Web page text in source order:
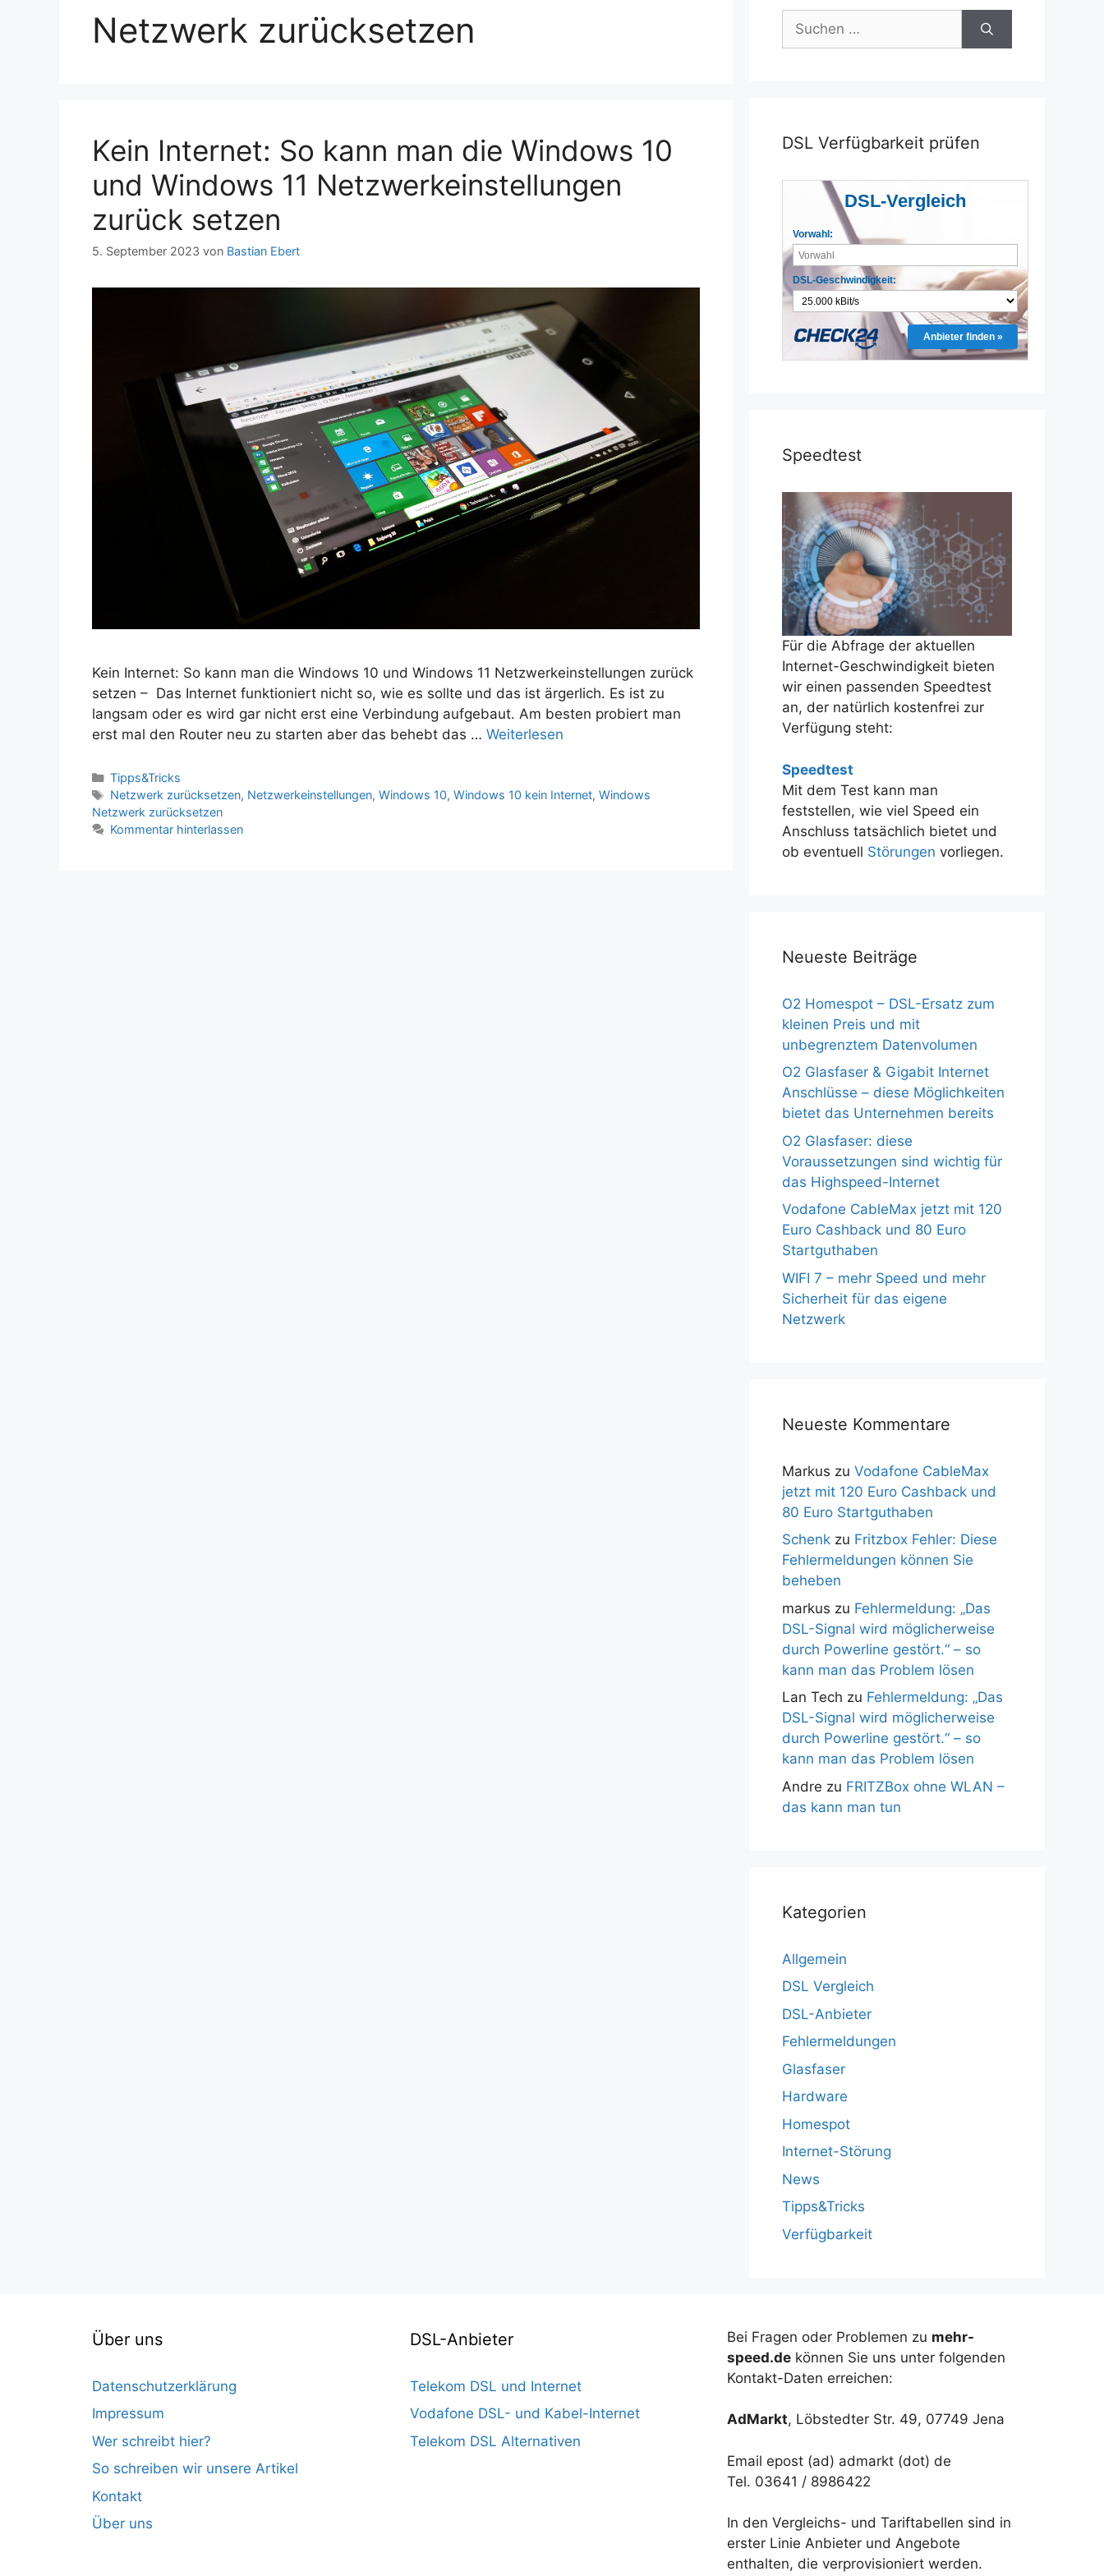
Netzwerk zurücksetzen
Kein Internet: So kann man die Windows 10
und Windows 11 Netzwerkeinstellungen
zurück setzen
5. September 2023 von Bastian Ebert
Kein Internet: So kann man die Windows 10 und Windows 11 Netzwerkeinstellungen zurück
setzen – Das Internet funktioniert nicht so, wie es sollte und das ist ärgerlich. Es ist zu
langsam oder es wird gar nicht erst eine Verbindung aufgebaut. Am besten probiert man
erst mal den Router neu zu starten aber das behebt das … Weiterlesen
Kategorien
Tipps&Tricks
Schlagwörter
Netzwerk zurücksetzen, Netzwerkeinstellungen, Windows 10, Windows 10 kein Internet, Windows
Netzwerk zurücksetzen
Kommentar hinterlassen
Suchen
nach:
DSL Verfügbarkeit prüfen
DSL-Vergleich
Vorwahl:
DSL-Geschwindigkeit:
Anbieter finden »
Speedtest
Für die Abfrage der aktuellen
Internet-Geschwindigkeit bieten
wir einen passenden Speedtest
an, der natürlich kostenfrei zur
Verfügung steht:
Speedtest
Mit dem Test kann man
feststellen, wie viel Speed ein
Anschluss tatsächlich bietet und
ob eventuell Störungen vorliegen.
Neueste Beiträge
O2 Homespot – DSL-Ersatz zum
kleinen Preis und mit
unbegrenztem Datenvolumen
O2 Glasfaser & Gigabit Internet
Anschlüsse – diese Möglichkeiten
bietet das Unternehmen bereits
O2 Glasfaser: diese
Voraussetzungen sind wichtig für
das Highspeed-Internet
Vodafone CableMax jetzt mit 120
Euro Cashback und 80 Euro
Startguthaben
WIFI 7 – mehr Speed und mehr
Sicherheit für das eigene
Netzwerk
Neueste Kommentare
Markus zu Vodafone CableMax
jetzt mit 120 Euro Cashback und
80 Euro Startguthaben
Schenk zu Fritzbox Fehler: Diese
Fehlermeldungen können Sie
beheben
markus zu Fehlermeldung: „Das
DSL-Signal wird möglicherweise
durch Powerline gestört.“ – so
kann man das Problem lösen
Lan Tech zu Fehlermeldung: „Das
DSL-Signal wird möglicherweise
durch Powerline gestört.“ – so
kann man das Problem lösen
Andre zu FRITZBox ohne WLAN –
das kann man tun
Kategorien
Allgemein
DSL Vergleich
DSL-Anbieter
Fehlermeldungen
Glasfaser
Hardware
Homespot
Internet-Störung
News
Tipps&Tricks
Verfügbarkeit
Über uns
Datenschutzerklärung
Impressum
Wer schreibt hier?
So schreiben wir unsere Artikel
Kontakt
Über uns
DSL-Anbieter
Telekom DSL und Internet
Vodafone DSL- und Kabel-Internet
Telekom DSL Alternativen
Bei Fragen oder Problemen zu mehr-
speed.de können Sie uns unter folgenden
Kontakt-Daten erreichen:
AdMarkt, Löbstedter Str. 49, 07749 Jena
Email epost (ad) admarkt (dot) de
Tel. 03641 / 8986422
In den Vergleichs- und Tariftabellen sind in
erster Linie Anbieter und Angebote
enthalten, die verprovisioniert werden.